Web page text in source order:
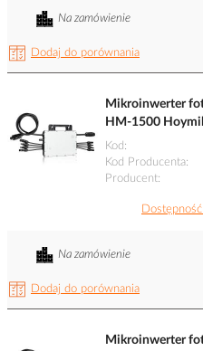
Dodaj do porównania
Na zamówienie
Mikroinwerter
HM-1500
Kod
Kod Producenta
Producent
Dodaj do porównania
Na zamówienie
Mikroinwerter